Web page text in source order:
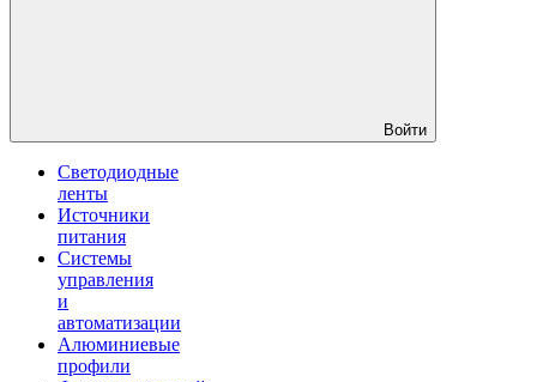
Войти
Светодиодные
ленты
Источники
питания
Системы
управления
и
автоматизации
Алюминиевые
профили